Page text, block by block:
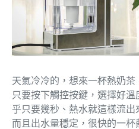
天氣冷冷的，想來一杯熱奶茶
只要按下觸控按鍵，選擇好溫
乎只要幾秒、熱水就這樣流出
而且出水量穩定，很快的一杯